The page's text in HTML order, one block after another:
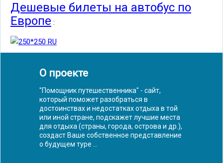
Дешевые билеты на автобус по
Европе :
О проекте
"Помощник путешественника" - сайт,
который поможет разобраться в
достоинствах и недостатках отдыха в той
или иной стране, подскажет лучшие места
для отдыха (страны, города, острова и др.),
создаст Ваше собственное представление
о будущем туре ...